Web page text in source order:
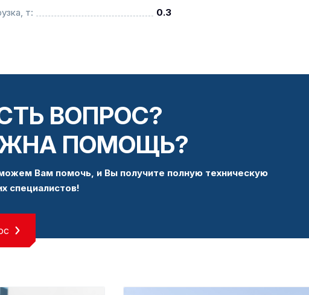
т:
0.3
ВОПРОС?
ПОМОЩЬ?
Вам помочь, и Вы получите полную техническую
специалистов!